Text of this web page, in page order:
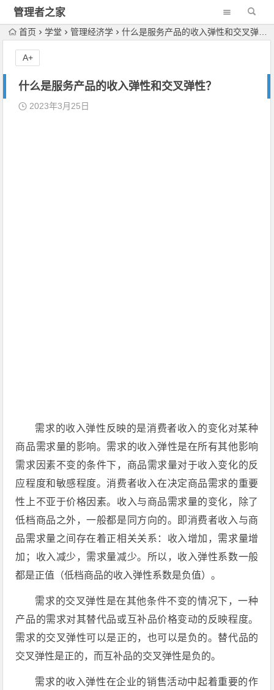
管理者之家
首页 学堂 管理经济学 什么是服务产品的收入弹性和交叉弹性？
什么是服务产品的收入弹性和交叉弹性？
2023年3月25日
需求的收入弹性反映的是消费者收入的变化对某种
商品需求量的影响。需求的收入弹性是在所有其他影响
需求因素不变的条件下，商品需求量对于收入变化的反
应程度和敏感程度。消费者收入在决定商品需求的重要
性上不亚于价格因素。收入与商品需求量的变化，除了
低档商品之外，一般都是同方向的。即消费者收入与商
品需求量之间存在着正相关关系：收入增加，需求量增
加；收入减少，需求量减少。所以，收入弹性系数一般
都是正值（低档商品的收入弹性系数是负值）。
需求的交叉弹性是在其他条件不变的情况下，一种
产品的需求对其替代品或互补品价格变动的反映程度。
需求的交叉弹性可以是正的，也可以是负的。替代品的
交叉弹性是正的，而互补品的交叉弹性是负的。
需求的收入弹性在企业的销售活动中起着重要的作
A+